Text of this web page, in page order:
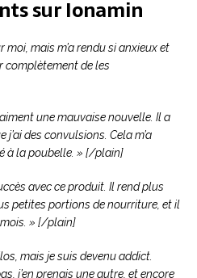
sur Ionamin
mais m’a rendu si anxieux et
complètement de les
une mauvaise nouvelle. Il a
j’ai des convulsions. Cela m’a
à la poubelle. » [/plain]
avec ce produit. Il rend plus
petites portions de nourriture, et il
mois. » [/plain]
mais je suis devenu addict.
j’en prenais une autre, et encore